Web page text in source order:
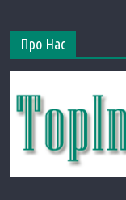
Про Нас